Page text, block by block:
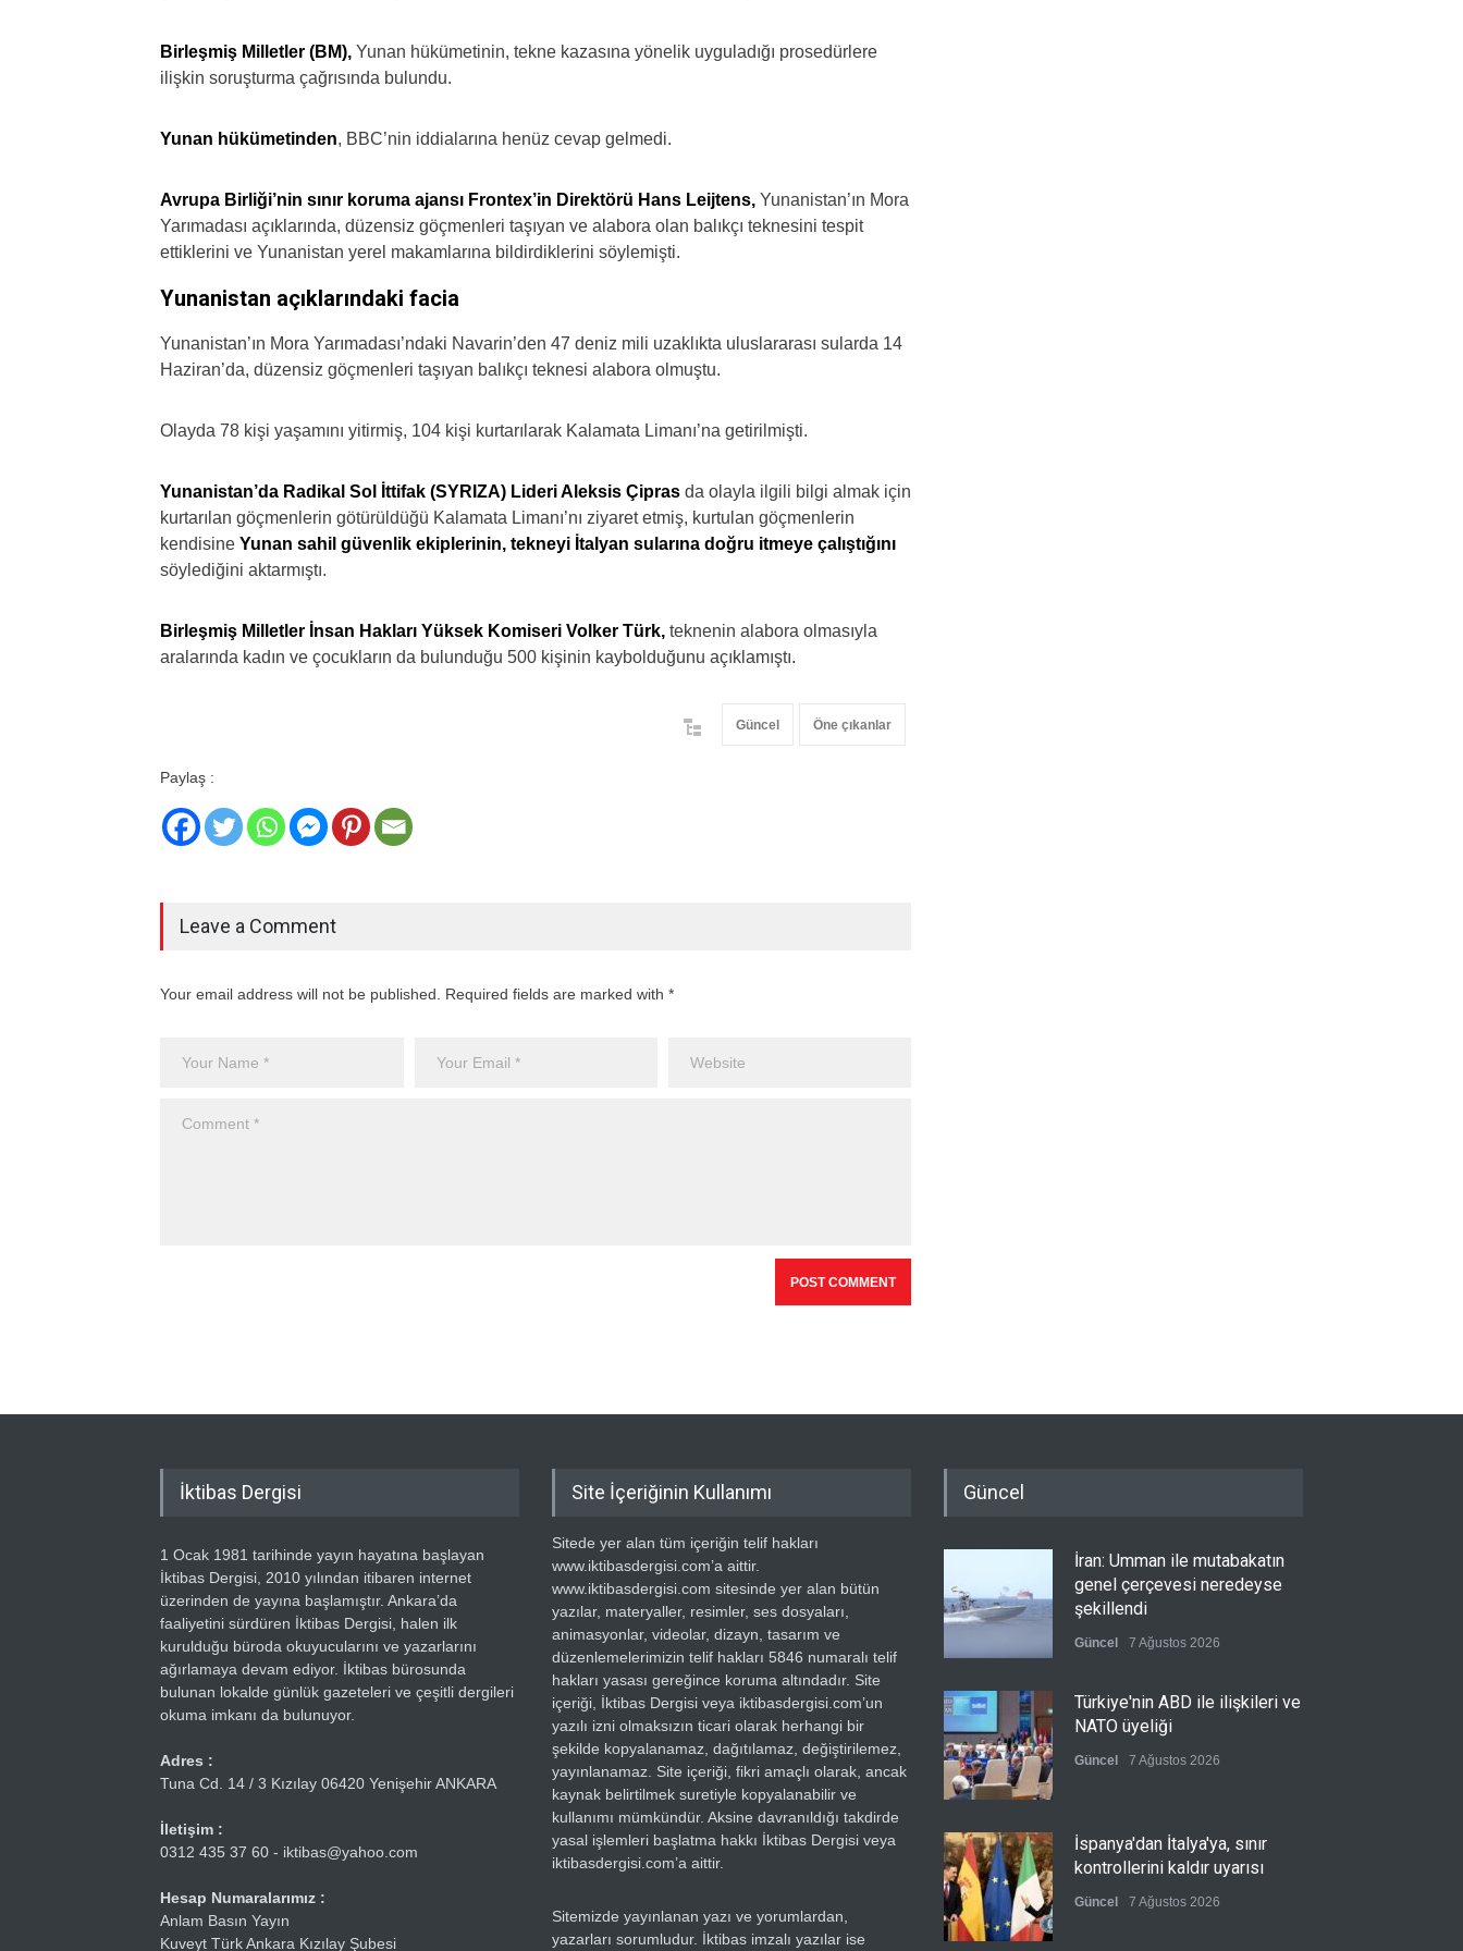
Birleşmiş Milletler (BM), Yunan hükümetinin, tekne kazasına yönelik uyguladığı prosedürlere
ilişkin soruşturma çağrısında bulundu.
Yunan hükümetinden, BBC’nin iddialarına henüz cevap gelmedi.
Avrupa Birliği’nin sınır koruma ajansı Frontex’in Direktörü Hans Leijtens, Yunanistan’ın Mora
Yarımadası açıklarında, düzensiz göçmenleri taşıyan ve alabora olan balıkçı teknesini tespit
ettiklerini ve Yunanistan yerel makamlarına bildirdiklerini söylemişti.
Yunanistan açıklarındaki facia
Yunanistan’ın Mora Yarımadası’ndaki Navarin’den 47 deniz mili uzaklıkta uluslararası sularda 14
Haziran’da, düzensiz göçmenleri taşıyan balıkçı teknesi alabora olmuştu.
Olayda 78 kişi yaşamını yitirmiş, 104 kişi kurtarılarak Kalamata Limanı’na getirilmişti.
Yunanistan’da Radikal Sol İttifak (SYRIZA) Lideri Aleksis Çipras da olayla ilgili bilgi almak için
kurtarılan göçmenlerin götürüldüğü Kalamata Limanı’nı ziyaret etmiş, kurtulan göçmenlerin
kendisine Yunan sahil güvenlik ekiplerinin, tekneyi İtalyan sularına doğru itmeye çalıştığını
söylediğini aktarmıştı.
Birleşmiş Milletler İnsan Hakları Yüksek Komiseri Volker Türk, teknenin alabora olmasıyla
aralarında kadın ve çocukların da bulunduğu 500 kişinin kaybolduğunu açıklamıştı.
Güncel Öne çıkanlar
Paylaş :
Leave a Comment
Your email address will not be published. Required fields are marked with *
İktibas Dergisi
1 Ocak 1981 tarihinde yayın hayatına başlayan
İktibas Dergisi, 2010 yılından itibaren internet
üzerinden de yayına başlamıştır. Ankara’da
faaliyetini sürdüren İktibas Dergisi, halen ilk
kurulduğu büroda okuyucularını ve yazarlarını
ağırlamaya devam ediyor. İktibas bürosunda
bulunan lokalde günlük gazeteleri ve çeşitli dergileri
okuma imkanı da bulunuyor.
Adres :
Tuna Cd. 14 / 3 Kızılay 06420 Yenişehir ANKARA
İletişim :
0312 435 37 60 - iktibas@yahoo.com
Hesap Numaralarımız :
Anlam Basın Yayın
Kuveyt Türk Ankara Kızılay Şubesi
Site İçeriğinin Kullanımı
Sitede yer alan tüm içeriğin telif hakları
www.iktibasdergisi.com’a aittir.
www.iktibasdergisi.com sitesinde yer alan bütün
yazılar, materyaller, resimler, ses dosyaları,
animasyonlar, videolar, dizayn, tasarım ve
düzenlemelerimizin telif hakları 5846 numaralı telif
hakları yasası gereğince koruma altındadır. Site
içeriği, İktibas Dergisi veya iktibasdergisi.com’un
yazılı izni olmaksızın ticari olarak herhangi bir
şekilde kopyalanamaz, dağıtılamaz, değiştirilemez,
yayınlanamaz. Site içeriği, fikri amaçlı olarak, ancak
kaynak belirtilmek suretiyle kopyalanabilir ve
kullanımı mümkündür. Aksine davranıldığı takdirde
yasal işlemleri başlatma hakkı İktibas Dergisi veya
iktibasdergisi.com’a aittir.
Sitemizde yayınlanan yazı ve yorumlardan,
yazarları sorumludur. İktibas imzalı yazılar ise
Güncel
İran: Umman ile mutabakatın
genel çerçevesi neredeyse
şekillendi
Güncel 7 Ağustos 2026
Türkiye'nin ABD ile ilişkileri ve
NATO üyeliği
Güncel 7 Ağustos 2026
İspanya'dan İtalya'ya, sınır
kontrollerini kaldır uyarısı
Güncel 7 Ağustos 2026